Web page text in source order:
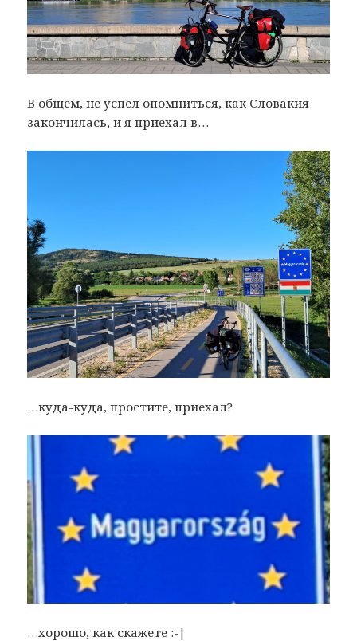
В общем, не успел опомниться, как Словакия
закончилась, и я приехал в…
…куда-куда, простите, приехал?
…хорошо, как скажете :-|